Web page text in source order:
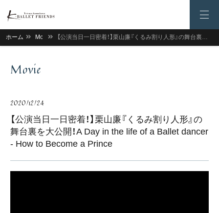
ホーム Movie 【公演当日一日密着！】栗山廉『くるみ割り人形』の舞台裏を大公開！A Day in the life of a Ballet dancer - How to Become a Prince
Movie
2020/12/24
【公演当日一日密着！】栗山廉『くるみ割り人形』の
舞台裏を大公開！A Day in the life of a Ballet dancer
- How to Become a Prince